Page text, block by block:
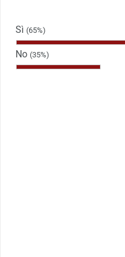
Sì (65%)
No (35%)